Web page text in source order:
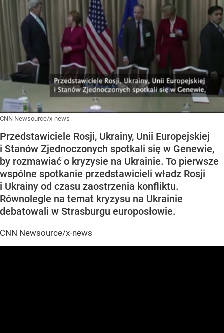
CNN Newsource/x-news
Przedstawiciele Rosji, Ukrainy, Unii Europejskiej
i Stanów Zjednoczonych spotkali się w Genewie,
by rozmawiać o kryzysie na Ukrainie. To pierwsze
wspólne spotkanie przedstawicieli władz Rosji
i Ukrainy od czasu zaostrzenia konfliktu.
Równolegle na temat kryzysu na Ukrainie
debatowali w Strasburgu europosłowie.
CNN Newsource/x-news